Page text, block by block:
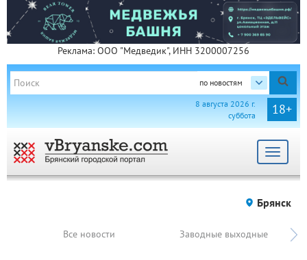
Реклама: ООО "Медведик", ИНН 3200007256
по новостям
18+
8 августа 2026 г.
суббота
Toggle
Брянск
Все новости Заводные выходные